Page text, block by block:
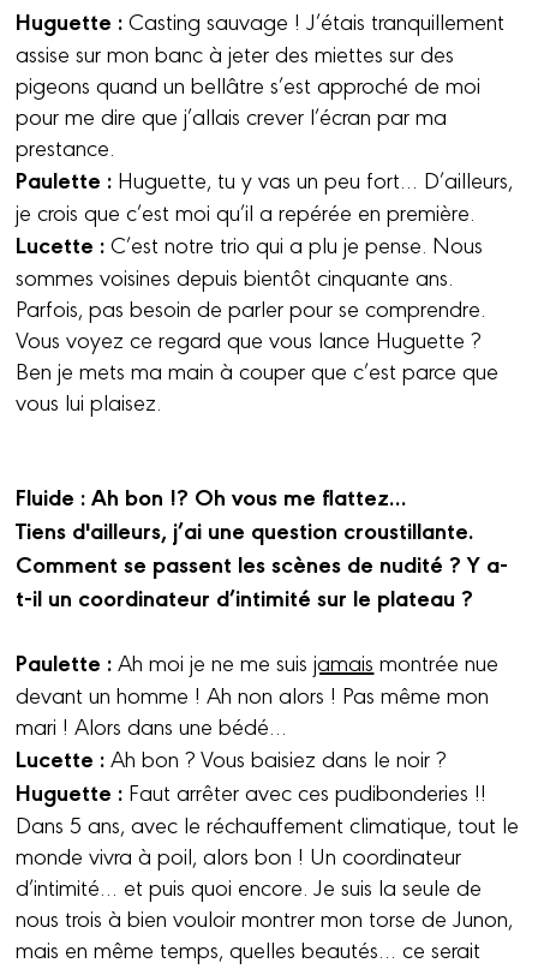
Huguette :Casting sauvage ! J’étais tranquillement
assise sur mon banc à jeter des miettes sur des
pigeons quand un bellâtre s’est approché de moi
pour me dire que j’allais crever l’écran par ma
prestance.
Paulette : Huguette, tu y vas un peu fort… D’ailleurs,
je crois que c’est moi qu’il a repérée en première.
Lucette :C’est notre trio qui a plu je pense. Nous
sommes voisines depuis bientôt cinquante ans.
Parfois, pas besoin de parler pour se comprendre.
Vous voyez ce regard que vous lance Huguette ?
Ben je mets ma main à couper que c’est parce que
vous lui plaisez.
Fluide : Ah bon !? Oh vous me flattez…
Tiens d'ailleurs, j’ai une question croustillante.
Comment se passent les scènes de nudité ? Y a-
t-il un coordinateur d’intimité sur le plateau ?
Paulette :Ah moi je ne me suisjamais montrée nue
devant un homme ! Ah non alors ! Pas même mon
mari ! Alors dans une bédé…
Lucette :Ah bon ? Vous baisiez dans le noir ?
Huguette : Faut arrêter avec ces pudibonderies !!
Dans 5 ans, avec le réchauffement climatique, tout le
monde vivra à poil, alors bon ! Un coordinateur
d’intimité… et puis quoi encore. Je suis la seule de
nous trois à bien vouloir montrer mon torse de Junon,
mais en même temps, quelles beautés… ce serait